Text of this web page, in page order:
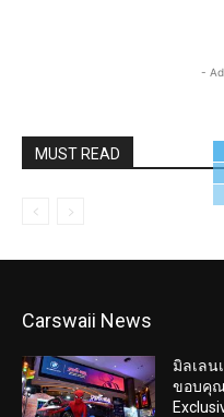
-
MUST READ
Carswaii News
มิลเลน
ขอบคุณ